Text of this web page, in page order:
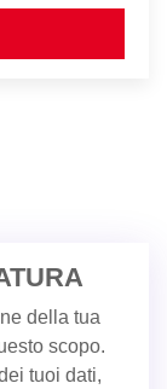
della tua
scopo.
tuoi dati,